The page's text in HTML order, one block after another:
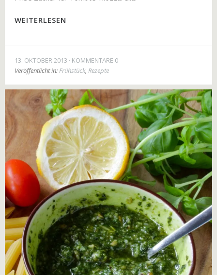
WEITERLESEN
13. OKTOBER 2013
KOMMENTARE 0
Veröffentlicht in: Frühstück, Rezepte